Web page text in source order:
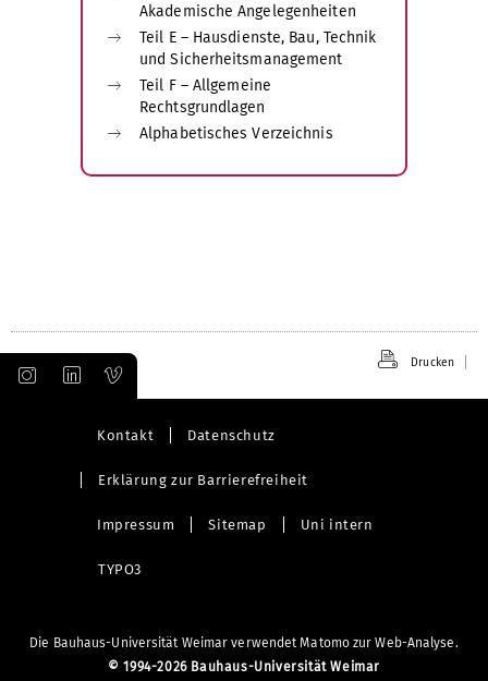
Akademische Angelegenheiten
Teil E – Hausdienste, Bau, Technik
und Sicherheitsmanagement
Teil F – Allgemeine
Rechtsgrundlagen
Alphabetisches Verzeichnis
Drucken
Kontakt Datenschutz
Erklärung zur Barrierefreiheit
Impressum Sitemap Uni intern
TYPO3
Die Bauhaus-Universität Weimar verwendet Matomo zur Web-Analyse.
© 1994-2026 Bauhaus-Universität Weimar